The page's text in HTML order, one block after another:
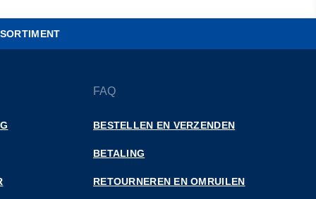
FAQ
BESTELLEN EN VERZENDEN
BETALING
RETOURNEREN EN OMRUILEN